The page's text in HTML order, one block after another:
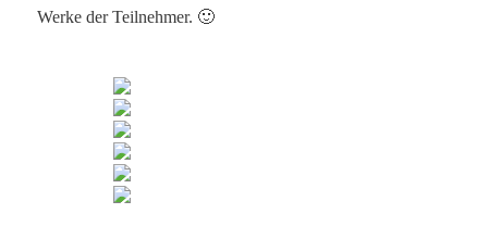
Werke der Teilnehmer. 🙂